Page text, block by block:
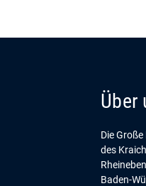
Über
Die
des
Baden-